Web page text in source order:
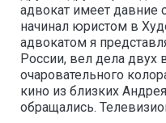
адвокат имеет давние
начинал юристом в
адвокатом я
России, вел дела двух
очаровательного
кино из близких
обращались.